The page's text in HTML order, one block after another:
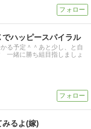
ハッピースパイラル
る予定＾＾あと少し、と自
一緒に勝ち組目指しましょ
みるよ(嫁)